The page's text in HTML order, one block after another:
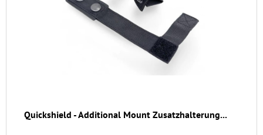
Quickshield - Additional Mount Zusatzhalterung...